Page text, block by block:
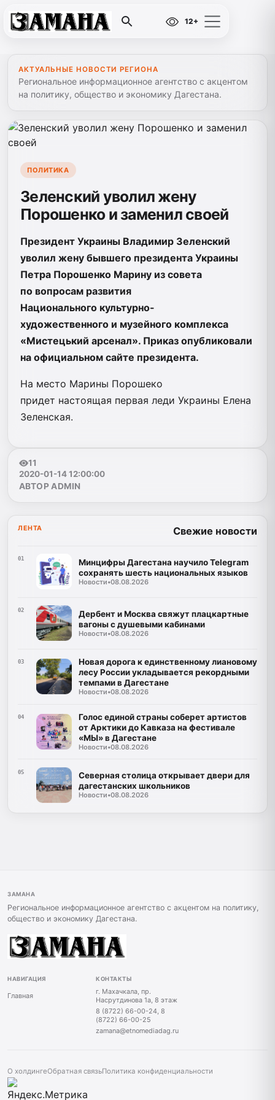
12+
АКТУАЛЬНЫЕ НОВОСТИ РЕГИОНА
Региональное информационное агентство с акцентом
на политику, общество и экономику Дагестана.
ПОЛИТИКА
Зеленский уволил жену
Порошенко и заменил своей
Президент Украины Владимир Зеленский
уволил жену бывшего президента Украины
Петра Порошенко Марину из совета
по вопросам развития
Национального культурно-
художественного и музейного комплекса
«Мистецький арсенал». Приказ опубликовали
на официальном сайте президента.
На место Марины Порошеко
придет настоящая первая леди Украины Елена
Зеленская.
11
2020-01-14 12:00:00
АВТОР ADMIN
ЛЕНТА Свежие новости
01
Минцифры Дагестана научило Telegram
сохранять шесть национальных языков
Новости•08.08.2026
02
Дербент и Москва свяжут плацкартные
вагоны с душевыми кабинами
Новости•08.08.2026
03
Новая дорога к единственному лиановому
лесу России укладывается рекордными
темпами в Дагестане
Новости•08.08.2026
04
Голос единой страны соберет артистов
от Арктики до Кавказа на фестивале
«МЫ» в Дагестане
Новости•08.08.2026
05
Северная столица открывает двери для
дагестанских школьников
Новости•08.08.2026
ЗАМАНА
Региональное информационное агентство с акцентом на политику,
общество и экономику Дагестана.
НАВИГАЦИЯ
Главная
КОНТАКТЫ
г. Махачкала, пр.
Насрутдинова 1а, 8 этаж
8 (8722) 66-00-24, 8
(8722) 66-00-25
zamana@etnomediadag.ru
О холдингеОбратная связьПолитика конфиденциальности